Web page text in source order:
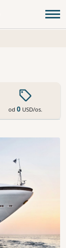
od 0USD/os.